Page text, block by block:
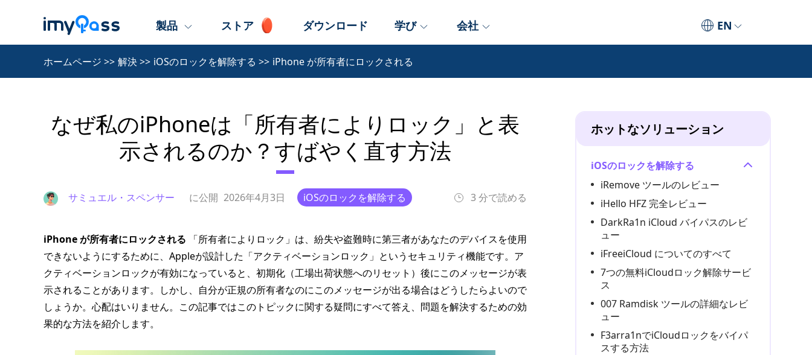
EN
製品 ストア ダウンロード 学び 会社
ホームページ >> 解決>> iOSのロックを解除する >> iPhone が所有者にロックされる
なぜ私のiPhoneは「所有者によりロック」と表
示されるのか？すばやく直す方法
サミュエル・スペンサー に公開 2026年4月3日 iOSのロックを解除する 3 分で読める
iPhone が所有者にロックされる 「所有者によりロック」は、紛失や盗難時に第三者があなたのデバイスを使用
できないようにするために、Appleが設計した「アクティベーションロック」というセキュリティ機能です。ア
クティベーションロックが有効になっていると、初期化（工場出荷状態へのリセット）後にこのメッセージが表
示されることがあります。しかし、自分が正規の所有者なのにこのメッセージが出る場合はどうしたらよいので
しょうか。心配はいりません。この記事ではこのトピックに関する疑問にすべて答え、問題を解決するための効
果的な方法を紹介します。
ホットなソリューション
iOSのロックを解除する
iRemove ツールのレビュー
iHello HFZ 完全レビュー
DarkRa1n iCloud バイパスのレビ
ュー
iFreeiCloud についてのすべて
7つの無料iCloudロック解除サービ
ス
007 Ramdisk ツールの詳細なレビ
ュー
F3arra1nでiCloudロックをバイパ
スする方法